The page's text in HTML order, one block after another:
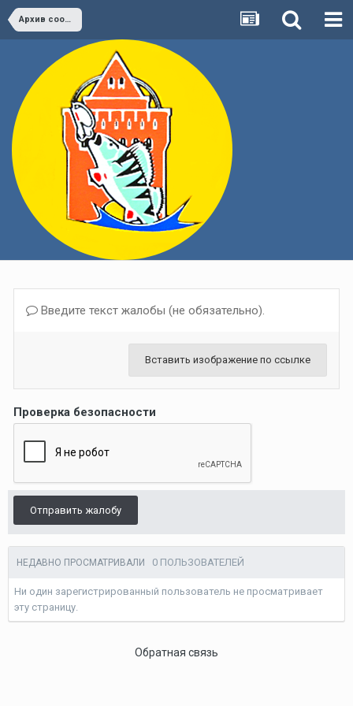
Архив сообщений
Введите текст жалобы (не обязательно).
Вставить изображение по ссылке
Проверка безопасности
Отправить жалобу
НЕДАВНО ПРОСМАТРИВАЛИ 0 ПОЛЬЗОВАТЕЛЕЙ
Ни один зарегистрированный пользователь не просматривает
эту страницу.
Обратная связь